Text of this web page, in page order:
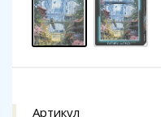
Артикул